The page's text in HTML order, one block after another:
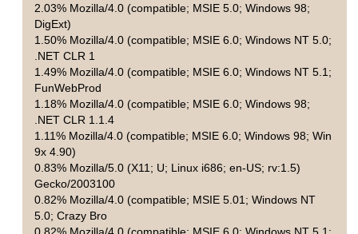
2.03% Mozilla/4.0 (compatible; MSIE 5.0; Windows 98;
DigExt)
1.50% Mozilla/4.0 (compatible; MSIE 6.0; Windows NT 5.0;
.NET CLR 1
1.49% Mozilla/4.0 (compatible; MSIE 6.0; Windows NT 5.1;
FunWebProd
1.18% Mozilla/4.0 (compatible; MSIE 6.0; Windows 98;
.NET CLR 1.1.4
1.11% Mozilla/4.0 (compatible; MSIE 6.0; Windows 98; Win
9x 4.90)
0.83% Mozilla/5.0 (X11; U; Linux i686; en-US; rv:1.5)
Gecko/2003100
0.82% Mozilla/4.0 (compatible; MSIE 5.01; Windows NT
5.0; Crazy Bro
0.82% Mozilla/4.0 (compatible; MSIE 6.0; Windows NT 5.1;